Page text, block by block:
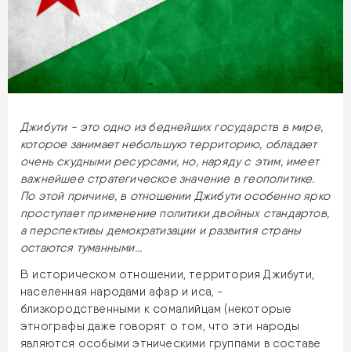
Джибути - это одно из беднейших государств в мире,
которое занимает небольшую территорию, обладает
очень скудными ресурсами, но, наряду с этим, имеет
важнейшее стратегическое значение в геополитике.
По этой причине, в отношении Джибути особенно ярко
проступает применение политики двойных стандартов,
а перспективы демократизации и развития страны
остаются туманными...
В историческом отношении, территория Джибути,
населенная народами афар и иса, -
близкородственными к сомалийцам (некоторые
этнографы даже говорят о том, что эти народы
являются особыми этническими группами в составе